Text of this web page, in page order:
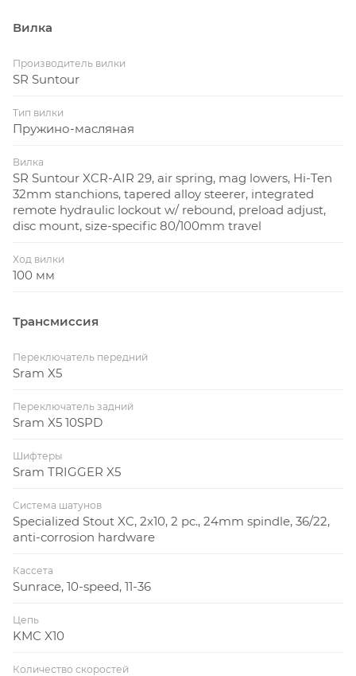
Вилка
Производитель вилки
SR Suntour
Тип вилки
Пружино-масляная
Вилка
SR Suntour XCR-AIR 29, air spring, mag lowers, Hi-Ten
32mm stanchions, tapered alloy steerer, integrated
remote hydraulic lockout w/ rebound, preload adjust,
disc mount, size-specific 80/100mm travel
Ход вилки
100 мм
Трансмиссия
Переключатель передний
Sram X5
Переключатель задний
Sram X5 10SPD
Шифтеры
Sram TRIGGER X5
Система шатунов
Specialized Stout XC, 2x10, 2 pc., 24mm spindle, 36/22,
anti-corrosion hardware
Кассета
Sunrace, 10-speed, 11-36
Цепь
KMC X10
Количество скоростей